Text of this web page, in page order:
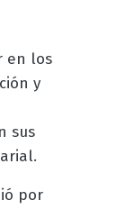
en los
y
sus
por